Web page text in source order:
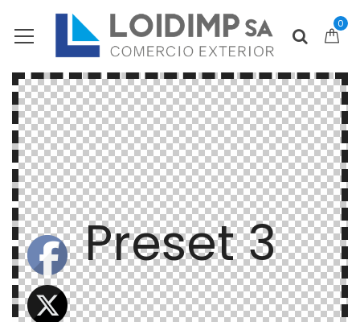
0
Preset 3